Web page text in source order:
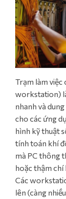
Trạm làm
workstation)
nhanh và
cho các ứng
hình kỹ thuật
tính toán khí
mà PC thông
hoặc thậm chí
Các
lên (càng